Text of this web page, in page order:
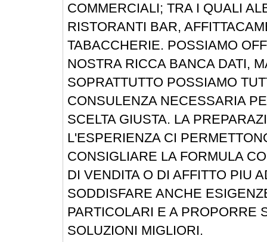
COMMERCIALI; TRA I QUALI
RISTORANTI BAR,
TABACCHERIE. POSSIAMO
NOSTRA RICCA BANCA DATI,
SOPRATTUTTO POSSIAMO
CONSULENZA NECESSARIA
SCELTA GIUSTA. LA
L'ESPERIENZA CI
CONSIGLIARE LA FORMULA
DI VENDITA O DI AFFITTO PIU
SODDISFARE ANCHE
PARTICOLARI E A PROPORRE
SOLUZIONI MIGLIORI.